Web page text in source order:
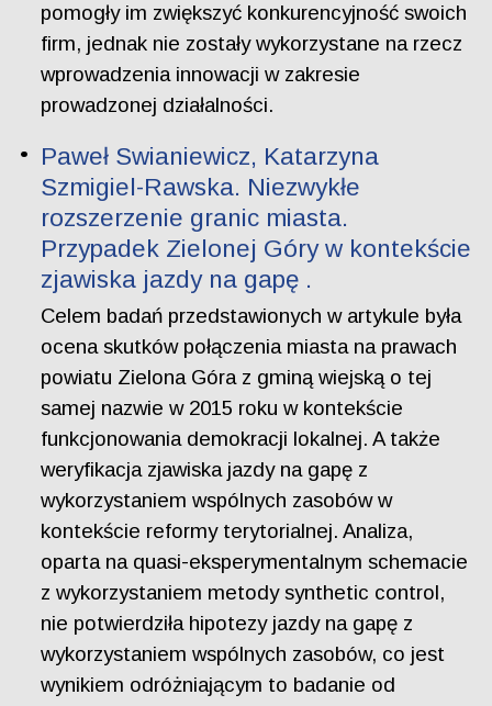
pomogły im zwiększyć konkurencyjność swoich
firm, jednak nie zostały wykorzystane na rzecz
wprowadzenia innowacji w zakresie
prowadzonej działalności.
Paweł Swianiewicz, Katarzyna
Szmigiel-Rawska. Niezwykłe
rozszerzenie granic miasta.
Przypadek Zielonej Góry w kontekście
zjawiska jazdy na gapę .
Celem badań przedstawionych w artykule była
ocena skutków połączenia miasta na prawach
powiatu Zielona Góra z gminą wiejską o tej
samej nazwie w 2015 roku w kontekście
funkcjonowania demokracji lokalnej. A także
weryfikacja zjawiska jazdy na gapę z
wykorzystaniem wspólnych zasobów w
kontekście reformy terytorialnej. Analiza,
oparta na quasi-eksperymentalnym schemacie
z wykorzystaniem metody synthetic control,
nie potwierdziła hipotezy jazdy na gapę z
wykorzystaniem wspólnych zasobów, co jest
wynikiem odróżniającym to badanie od